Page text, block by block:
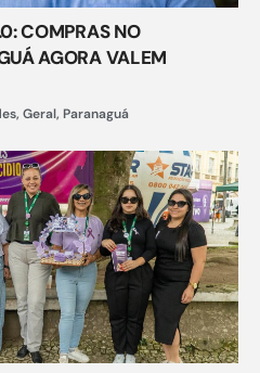
COMPRAS NO
AGORA VALEM
, Geral, Paranaguá